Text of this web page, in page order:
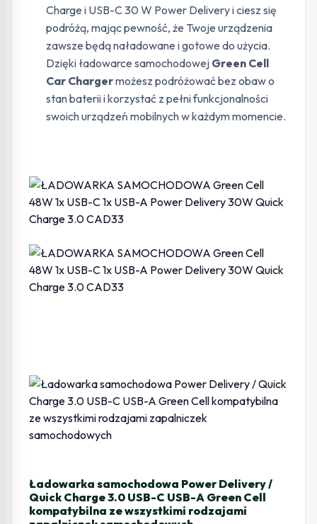
Charge i USB-C 30 W Power Delivery i ciesz się
podróżą, mając pewność, że Twoje urządzenia
zawsze będą naładowane i gotowe do użycia.
Dzięki ładowarce samochodowej Green Cell
Car Chargermożesz podróżować bez obaw o
stan baterii i korzystać z pełni funkcjonalności
swoich urządzeń mobilnych w każdym momencie.
Ładowarka samochodowa Power Delivery /
Quick Charge 3.0 USB-C USB-A Green Cell
kompatybilna ze wszystkimi rodzajami